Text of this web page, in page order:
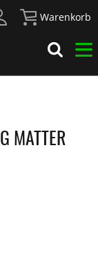
Warenkorb
MATTER